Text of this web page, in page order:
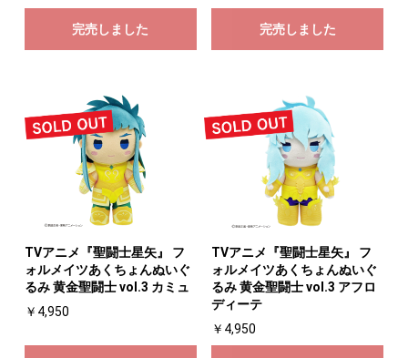
完売しました 完売しました
TVアニメ『聖闘士星矢』 フ
ォルメイツあくちょんぬいぐ
るみ 黄金聖闘士 vol.3 カミュ
￥4,950
TVアニメ『聖闘士星矢』 フ
ォルメイツあくちょんぬいぐ
るみ 黄金聖闘士 vol.3 アフロ
ディーテ
￥4,950